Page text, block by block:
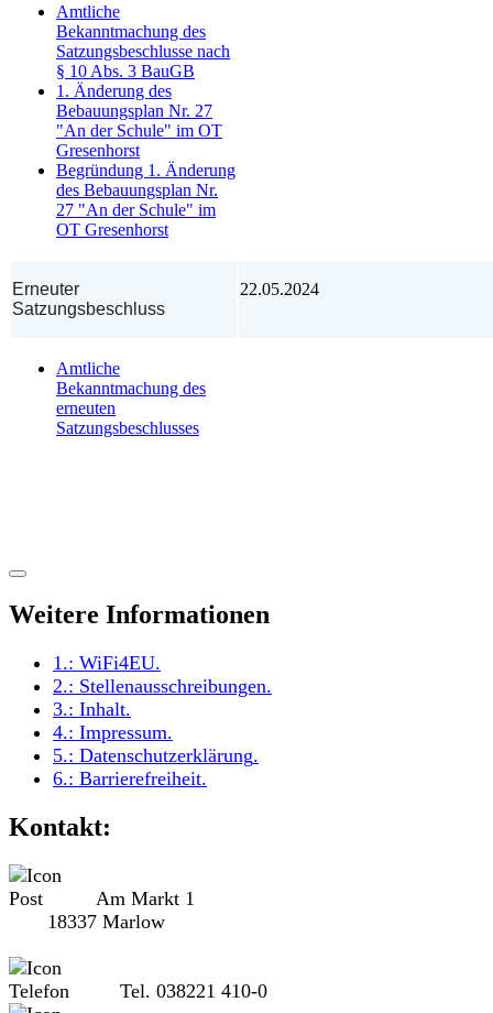
Amtliche
Bekanntmachung des
Satzungsbeschlusse nach
§ 10 Abs. 3 BauGB
1. Änderung des
Bebauungsplan Nr. 27
"An der Schule" im OT
Gresenhorst
Begründung 1. Änderung
des Bebauungsplan Nr.
27 "An der Schule" im
OT Gresenhorst
Erneuter
Satzungsbeschluss
22.05.2024
Amtliche
Bekanntmachung des
erneuten
Satzungsbeschlusses
Weitere Informationen
1.: WiFi4EU.
2.: Stellenausschreibungen.
3.: Inhalt.
4.: Impressum.
5.: Datenschutzerklärung.
6.: Barrierefreiheit.
Kontakt:
Am Markt 1
18337 Marlow
Tel. 038221 410-0